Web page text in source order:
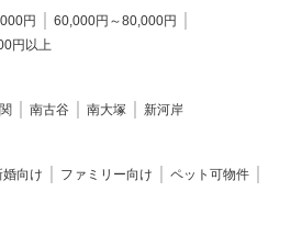
円
60,000円～80,000円
円以上
南古谷 南大塚 新河岸
向け ファミリー向け
ペット可物件